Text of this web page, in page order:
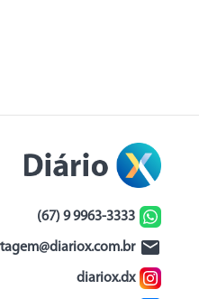
(67) 9 9963-3333
diariox.dx